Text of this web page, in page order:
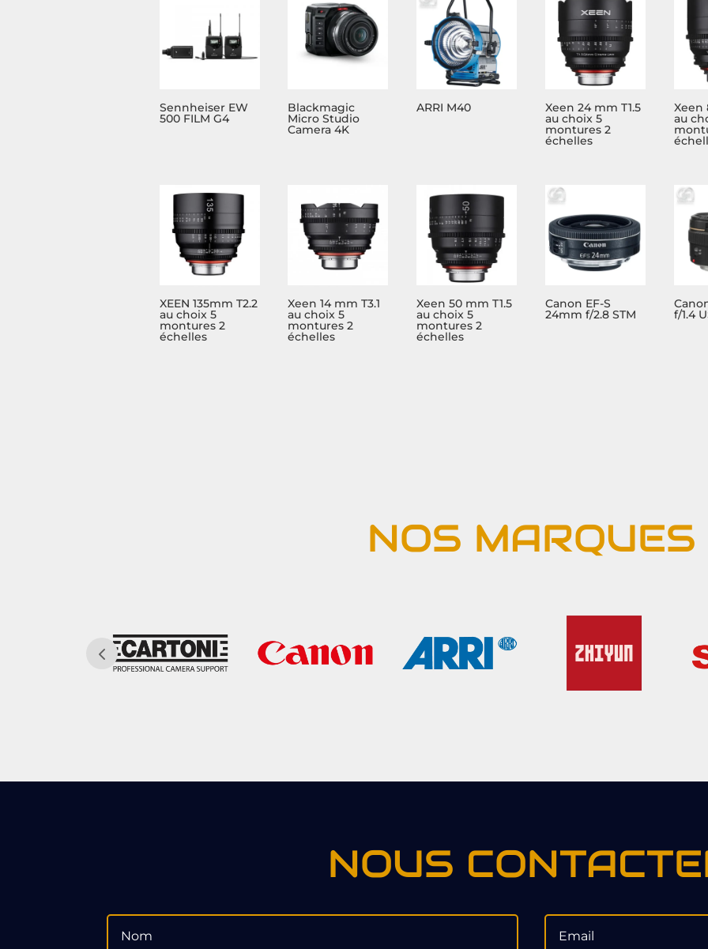
Sennheiser EW
500 FILM G4
Blackmagic
Micro Studio
Camera 4K
ARRI M40 Xeen 24 mm T1.5
au choix 5
montures 2
échelles
Xeen
au
XEEN 135mm T2.2
au choix 5
montures 2
échelles
Xeen 14 mm T3.1
au choix 5
montures 2
échelles
Xeen 50 mm T1.5
au choix 5
montures 2
échelles
Canon EF-S
24mm f/2.8 STM f/1.4
NOS MARQUES
NOUS